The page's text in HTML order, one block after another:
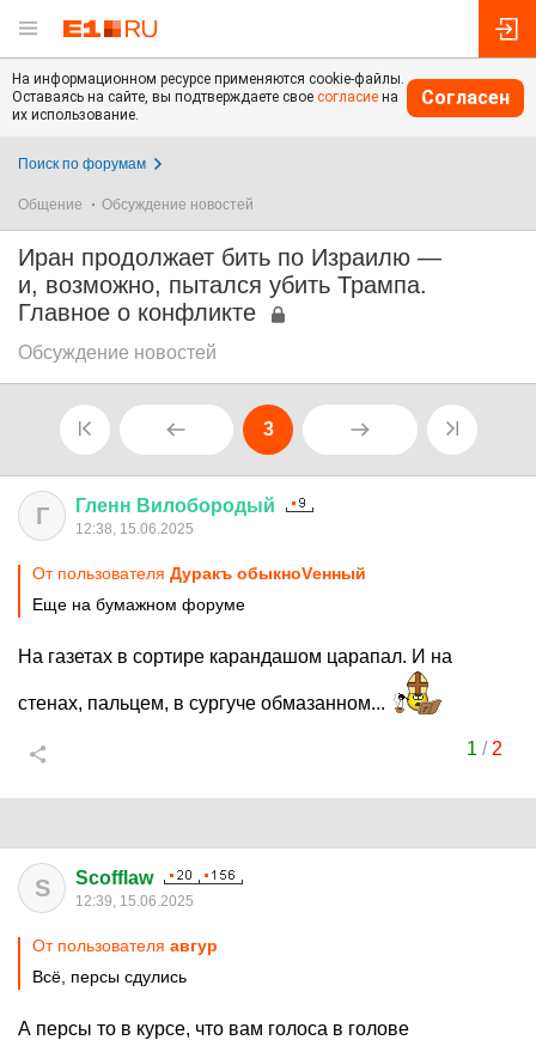
На информационном ресурсе применяются cookie-файлы.
Оставаясь на сайте, вы подтверждаете свое согласие на
их использование.
Согласен
Поиск по форумам
Общение Обсуждение новостей
Иран продолжает бить по Израилю —
и, возможно, пытался убить Трампа.
Главное о конфликте
Обсуждение новостей
3
Г Гленн Вилобородый
12:38, 15.06.2025
От пользователя Дуракъ обыкноVенный
Еще на бумажном форуме
На газетах в сортире карандашом царапал. И на
стенах, пальцем, в сургуче обмазанном...
1 / 2
S Scofflaw
12:39, 15.06.2025
От пользователя авгуp
Всё, персы сдулись
А персы то в курсе, что вам голоса в голове